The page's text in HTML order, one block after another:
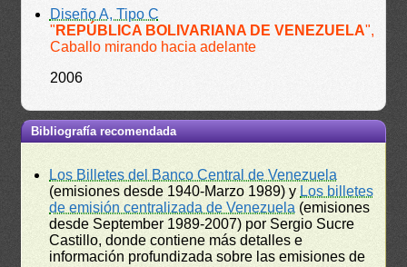
Diseño A, Tipo C
" REPÚBLICA BOLIVARIANA DE VENEZUELA",
Caballo mirando hacia adelante
2006
Bibliografía recomendada
Los Billetes del Banco Central de Venezuela
(emisiones desde 1940-Marzo 1989) y Los billetes
de emisión centralizada de Venezuela (emisiones
desde September 1989-2007) por Sergio Sucre
Castillo, donde contiene más detalles e
información profundizada sobre las emisiones de